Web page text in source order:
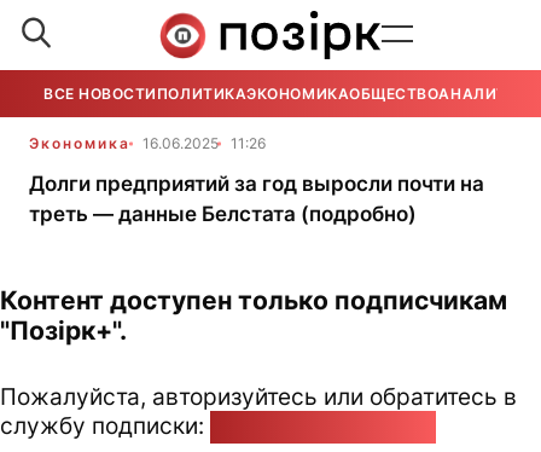
ВСЕ НОВОСТИ ПОЛИТИКАЭКОНОМИКАОБЩЕСТВОАНАЛИТИКА
Экономика 16.06.2025 11:26
Долги предприятий за год выросли почти на
треть — данные Белстата (подробно)
Контент доступен только подписчикам
"Позірк+".
Пожалуйста, авторизуйтесь или обратитесь в
службу подписки: